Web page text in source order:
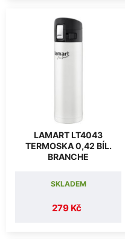
LAMART LT4043
TERMOSKA 0,42 BÍL.
BRANCHE
279 Kč
SKLADEM